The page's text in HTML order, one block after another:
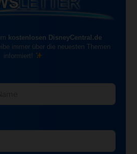
kostenlosen DisneyCentral.de
immer über die neuesten Themen
informiert!